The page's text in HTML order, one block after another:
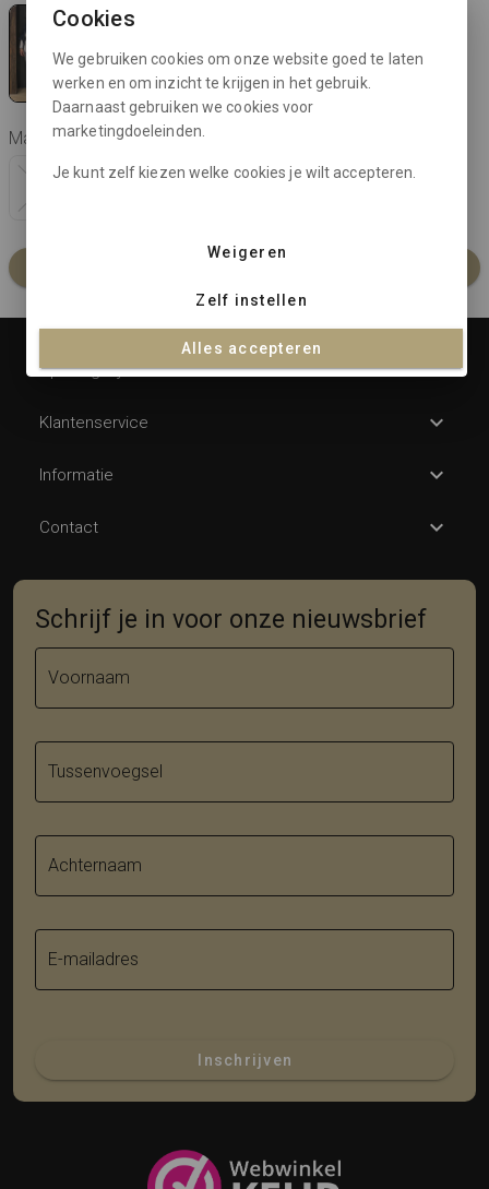
Maat:
Openingstijden
Klantenservice
Informatie
Contact
Schrijf je in voor onze nieuwsbrief
Voornaam
Tussenvoegsel
Achternaam
E-mailadres
Inschrijven
Cookies
We gebruiken cookies om onze website goed te laten
werken en om inzicht te krijgen in het gebruik.
Daarnaast gebruiken we cookies voor
marketingdoeleinden.
Je kunt zelf kiezen welke cookies je wilt accepteren.
Weigeren
Zelf instellen
Alles accepteren